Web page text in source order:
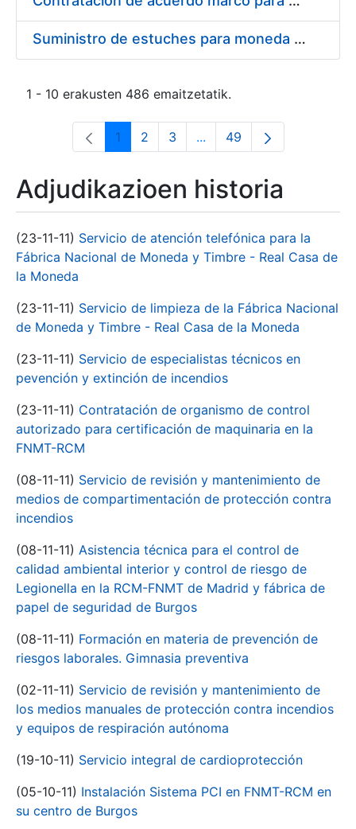
Suministro de estuches para moneda de 30 €
1 - 10 erakusten 486 emaitzetatik.
Orrialdea
1 Orrialdea
2 Orrialdea
3 ...Intermediate Pages Use
Orrialdea
49
Adjudikazioen historia
(23-11-11) Servicio de atención telefónica para la
Fábrica Nacional de Moneda y Timbre - Real Casa de
la Moneda
(23-11-11) Servicio de limpieza de la Fábrica Nacional
de Moneda y Timbre - Real Casa de la Moneda
(23-11-11) Servicio de especialistas técnicos en
pevención y extinción de incendios
(23-11-11) Contratación de organismo de control
autorizado para certificación de maquinaria en la
FNMT-RCM
(08-11-11) Servicio de revisión y mantenimiento de
medios de compartimentación de protección contra
incendios
(08-11-11) Asistencia técnica para el control de
calidad ambiental interior y control de riesgo de
Legionella en la RCM-FNMT de Madrid y fábrica de
papel de seguridad de Burgos
(08-11-11) Formación en materia de prevención de
riesgos laborales. Gimnasia preventiva
(02-11-11) Servicio de revisión y mantenimiento de
los medios manuales de protección contra incendios
y equipos de respiración autónoma
(19-10-11) Servicio integral de cardioprotección
(05-10-11) Instalación Sistema PCI en FNMT-RCM en
su centro de Burgos